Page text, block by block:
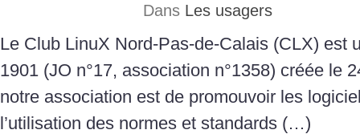
Dans Les usagers
Le Club LinuX Nord-Pas-de-Calais (CLX) est
1901 (JO n°17, association n°1358) créée le
notre association est de promouvoir les
l’utilisation des normes et standards (…)